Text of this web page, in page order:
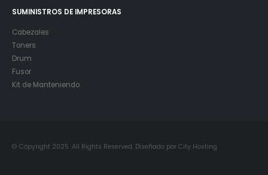
SUMINISTROS DE IMPRESORAS
Cabezales
Toners
Drum
Fusor
Kit de Manteniendo
© Copyright 2025. All Rights Reserved. Diseñado por City Hosting